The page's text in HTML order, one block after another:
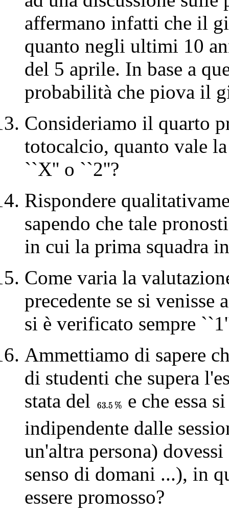
affermano infatti che il
quanto negli ultimi 10
del 5 aprile. In base a
probabilità che piova il
Consideriamo il quarto
totocalcio, quanto vale
``X'' o ``2''?
Rispondere
sapendo che tale
in cui la prima squadra
Come varia la
precedente se si venisse
si è verificato sempre
Ammettiamo di sapere
di studenti che supera
stata del
e che essa
indipendente dalle
un'altra persona)
senso di domani ...), in
essere promosso?